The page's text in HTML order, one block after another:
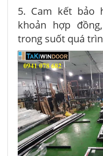
5. Cam kết bảo
khoản hợp
trong suốt quá